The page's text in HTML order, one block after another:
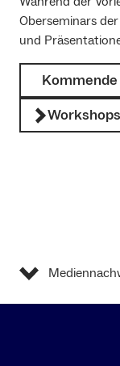
Oberseminars
und
Workshops